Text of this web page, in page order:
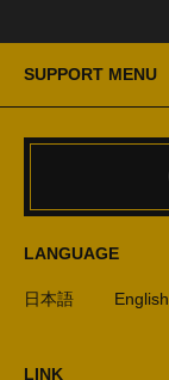
SUPPORT MENU
LANGUAGE
日本語 English
LINK